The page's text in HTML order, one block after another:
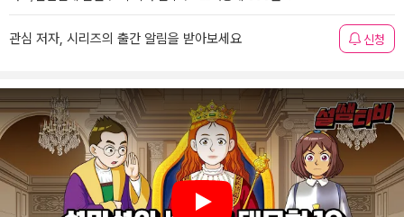
관심 저자, 시리즈의 출간 알림을 받아보세요 신청
Play